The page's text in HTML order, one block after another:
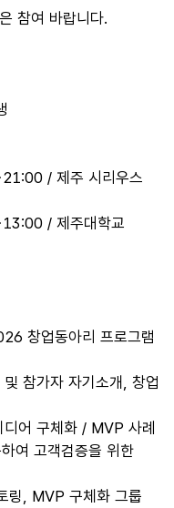
참여 바랍니다.
/ 제주 시리우스
/ 제주대학교
창업동아리 프로그램
참가자 자기소개, 창업
어 구체화 / MVP 사례
여 고객검증을 위한
링, MVP 구체화 그룹